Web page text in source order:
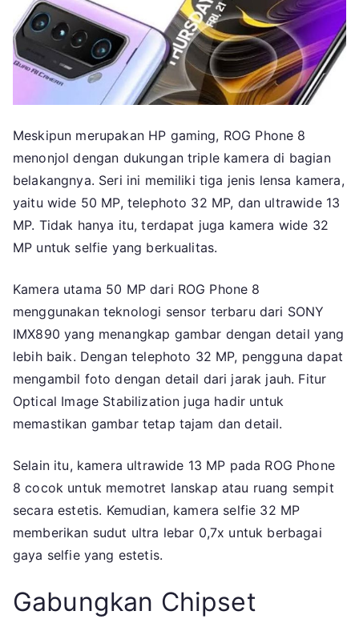
Meskipun merupakan HP gaming, ROG Phone 8
menonjol dengan dukungan triple kamera di bagian
belakangnya. Seri ini memiliki tiga jenis lensa kamera,
yaitu wide 50 MP, telephoto 32 MP, dan ultrawide 13
MP. Tidak hanya itu, terdapat juga kamera wide 32
MP untuk selfie yang berkualitas.
Kamera utama 50 MP dari ROG Phone 8
menggunakan teknologi sensor terbaru dari SONY
IMX890 yang menangkap gambar dengan detail yang
lebih baik. Dengan telephoto 32 MP, pengguna dapat
mengambil foto dengan detail dari jarak jauh. Fitur
Optical Image Stabilization juga hadir untuk
memastikan gambar tetap tajam dan detail.
Selain itu, kamera ultrawide 13 MP pada ROG Phone
8 cocok untuk memotret lanskap atau ruang sempit
secara estetis. Kemudian, kamera selfie 32 MP
memberikan sudut ultra lebar 0,7x untuk berbagai
gaya selfie yang estetis.
Gabungkan Chipset